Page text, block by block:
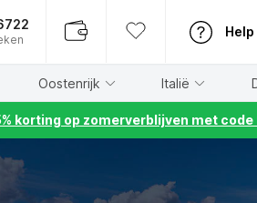
Help
Oostenrijk Italië
korting op zomerverblijven met code